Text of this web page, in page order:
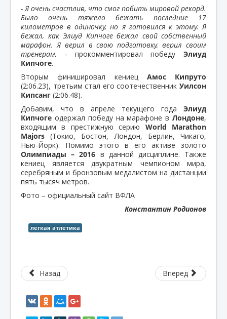
- Я очень счастлив, что смог побить мировой рекорд.
Было очень тяжело бежать последние 17
километров в одиночку, но я готовился к этому. Я
бежал, как Элиуд Кипчоге бежал свой собственный
марафон. Я верил в свою подготовку, верил своим
тренерам, -прокомментировал победу Элиуд
Кипчоге.
Вторым финишировал кениец Амос Кипруто
(2:06.23), третьим стал его соотечественник Уилсон
Кипсанг (2:06.48).
Добавим, что в апреле текущего года Элиуд
Кипчоге одержал победу на марафоне в Лондоне,
входящим в престижную серию World Marathon
Majors (Токио, Бостон, Лондон, Берлин, Чикаго,
Нью-Йорк). Помимо этого в его активе золото
Олимпиады – 2016 в данной дисциплине. Также
кениец является двукратным чемпионом мира,
серебряным и бронзовым медалистом на дистанции
пять тысяч метров.
Фото – официальный сайт ВФЛА
Константин Родионов
легкая атлетика
Назад Вперед